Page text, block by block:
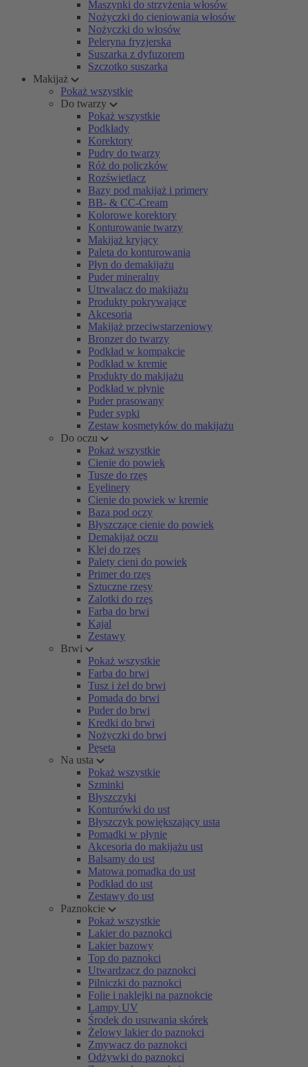
Maszynki do strzyżenia włosów
Nożyczki do cieniowania włosów
Nożyczki do włosów
Peleryna fryzjerska
Suszarka z dyfuzorem
Szczotko suszarka
Makijaż
Pokaż wszystkie
Do twarzy
Pokaż wszystkie
Podkłady
Korektory
Pudry do twarzy
Róż do policzków
Rozświetlacz
Bazy pod makijaż i primery
BB- & CC-Cream
Kolorowe korektory
Konturowanie twarzy
Makijaż kryjący
Paleta do konturowania
Płyn do demakijażu
Puder mineralny
Utrwalacz do makijażu
Produkty pokrywające
Akcesoria
Makijaż przeciwstarzeniowy
Bronzer do twarzy
Podkład w kompakcie
Podkład w kremie
Produkty do makijażu
Podkład w płynie
Puder prasowany
Puder sypki
Zestaw kosmetyków do makijażu
Do oczu
Pokaż wszystkie
Cienie do powiek
Tusze do rzęs
Eyelinery
Cienie do powiek w kremie
Baza pod oczy
Błyszczące cienie do powiek
Demakijaż oczu
Klej do rzęs
Palety cieni do powiek
Primer do rzęs
Sztuczne rzęsy
Zalotki do rzęs
Farba do brwi
Kajal
Zestawy
Brwi
Pokaż wszystkie
Farba do brwi
Tusz i żel do brwi
Pomada do brwi
Puder do brwi
Kredki do brwi
Nożyczki do brwi
Pęseta
Na usta
Pokaż wszystkie
Szminki
Błyszczyki
Konturówki do ust
Błyszczyk powiększający usta
Pomadki w płynie
Akcesoria do makijażu ust
Balsamy do ust
Matowa pomadka do ust
Podkład do ust
Zestawy do ust
Paznokcie
Pokaż wszystkie
Lakier do paznokci
Lakier bazowy
Top do paznokci
Utwardzacz do paznokci
Pilniczki do paznokci
Folie i naklejki na paznokcie
Lampy UV
Środek do usuwania skórek
Żelowy lakier do paznokci
Zmywacz do paznokci
Odżywki do paznokci